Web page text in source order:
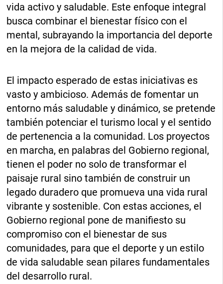
vida activo y saludable. Este enfoque integral
busca combinar el bienestar físico con el
mental, subrayando la importancia del deporte
en la mejora de la calidad de vida.
El impacto esperado de estas iniciativas es
vasto y ambicioso. Además de fomentar un
entorno más saludable y dinámico, se pretende
también potenciar el turismo local y el sentido
de pertenencia a la comunidad. Los proyectos
en marcha, en palabras del Gobierno regional,
tienen el poder no solo de transformar el
paisaje rural sino también de construir un
legado duradero que promueva una vida rural
vibrante y sostenible. Con estas acciones, el
Gobierno regional pone de manifiesto su
compromiso con el bienestar de sus
comunidades, para que el deporte y un estilo
de vida saludable sean pilares fundamentales
del desarrollo rural.